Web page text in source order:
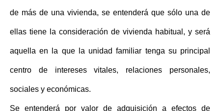
de más de una vivienda, se entenderá que sólo una de
ellas tiene la consideración de vivienda habitual, y será
aquella en la que la unidad familiar tenga su principal
centro de intereses vitales, relaciones personales,
sociales y económicas.
Se entenderá por valor de adquisición a efectos de